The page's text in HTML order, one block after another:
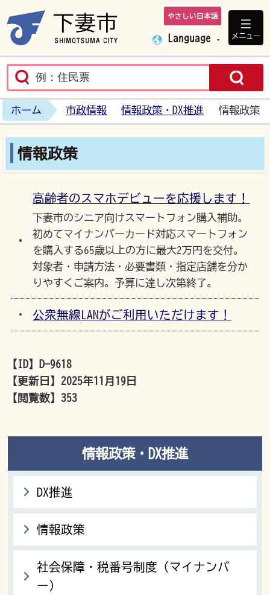
下妻市ホームペ
やさしい日本語
Language メニュー
ホーム 市政情報 情報政策・DX推進 情報政策
情報政策
高齢者のスマホデビューを応援します！
下妻市のシニア向けスマートフォン購入補助。
初めてマイナンバーカード対応スマートフォン
を購入する65歳以上の方に最大2万円を交付。
対象者・申請方法・必要書類・指定店舗を分か
りやすくご案内。予算に達し次第終了。
公衆無線LANがご利用いただけます！
【ID】
D-9618
【更新日】 2025年11月19日
【閲覧数】353
情報政策・DX推進
DX推進
情報政策
社会保障・税番号制度（マイナンバ
ー）